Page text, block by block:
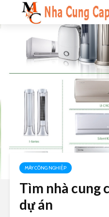
MÁY CÔNG NGHIỆP
Tìm nhà cung
dự án